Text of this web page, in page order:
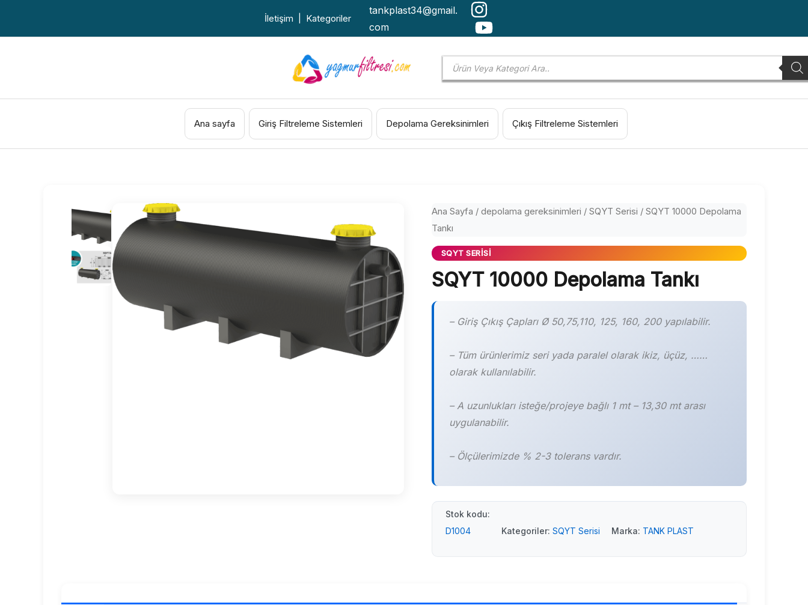
İletişim Kategoriler
tankplast34@gmail.
com
Products
search
Ana sayfa Giriş Filtreleme Sistemleri Depolama Gereksinimleri Çıkış Filtreleme Sistemleri
Ana Sayfa / depolama gereksinimleri / SQYT Serisi / SQYT 10000 Depolama
Tankı
SQYT SERISI
SQYT 10000 Depolama Tankı
– Giriş Çıkış Çapları Ø 50,75,110, 125, 160, 200 yapılabilir.
– Tüm ürünlerimiz seri yada paralel olarak ikiz, üçüz, ……
olarak kullanılabilir.
– A uzunlukları isteğe/projeye bağlı 1 mt – 13,30 mt arası
uygulanabilir.
– Ölçülerimizde % 2-3 tolerans vardır.
Stok kodu:
D1004
Kategoriler: SQYT Serisi Marka: TANK PLAST